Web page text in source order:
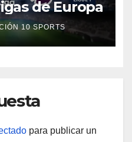
de Europa
10 SPORTS
para publicar un